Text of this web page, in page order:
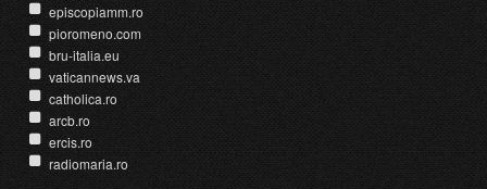
episcopiamm.ro
pioromeno.com
bru-italia.eu
vaticannews.va
catholica.ro
arcb.ro
ercis.ro
radiomaria.ro